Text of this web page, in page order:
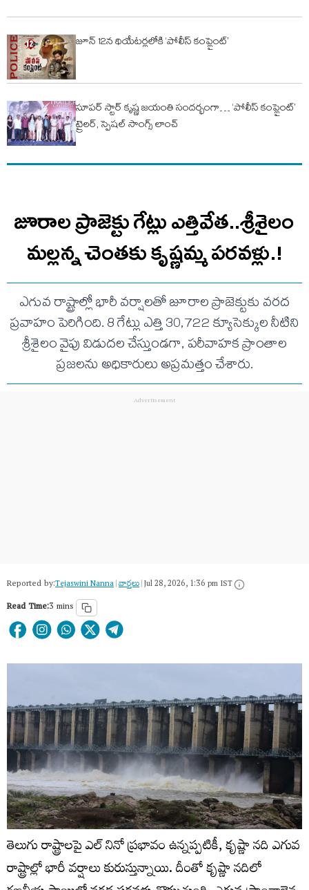
జూన్ 12న థియేటర్లలోకి ‘పోలీస్ కంప్లైంట్’
సూపర్ స్టార్ కృష్ణ జయంతి సందర్భంగా… ‘పోలీస్ కంప్లైంట్’
ట్రైలర్, స్పెషల్ సాంగ్స్ లాంచ్
జూరాల ప్రాజెక్టు గేట్లు ఎత్తివేత..శ్రీశైలం
మల్లన్న చెంతకు కృష్ణమ్మ పరవళ్లు.!
ఎగువ రాష్ట్రాల్లో భారీ వర్షాలతో జూరాల ప్రాజెక్టుకు వరద
ప్రవాహం పెరిగింది. 8 గేట్లు ఎత్తి 30,722 క్యూసెక్కుల నీటిని
శ్రీశైలం వైపు విడుదల చేస్తుండగా, పరీవాహక ప్రాంతాల
ప్రజలను అధికారులు అప్రమత్తం చేశారు.
Reported by:Tejaswini Nanna|వార్త‌లు|Jul 28, 2026, 1:36 pm IST
Read Time:3 mins
తెలుగు రాష్ట్రాలపై ఎల్ నినో ప్రభావం ఉన్నప్పటికీ, కృష్ణా నది ఎగువ
రాష్ట్రాల్లో భారీ వర్షాలు కురుస్తున్నాయి. దీంతో కృష్ణా నదిలో